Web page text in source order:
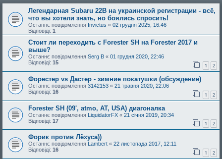
Легендарная Subaru 22B на украинской регистрации - всё,
что вы хотели знать, но боялись спросить!
Останнє повідомлення Invictus « 02 грудня 2025, 16:46
Відповіді: 1
Стоит ли переходить с Forester SH на Forester 2017 и
выше?
Останнє повідомлення Serg B « 01 грудня 2020, 22:46
Відповіді: 15 1 2
Форестер vs Дастер - зимние покатушки (обсуждение)
Останнє повідомлення 3142153 « 21 травня 2020, 22:06
Відповіді: 16 1 2
Forester SH (09', atmo, AT, USA) диагоналка
Останнє повідомлення LiquidatorFX « 21 січня 2019, 20:34
Відповіді: 17 1 2
Форик против Лёхуса))
Останнє повідомлення Lambert « 22 листопада 2017, 12:11
Відповіді: 16 1 2